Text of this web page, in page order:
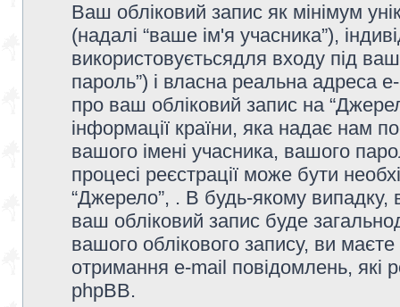
Ваш обліковий запис як мінімум
(надалі “ваше ім'я учасника”),
використовуєтьсядля входу під
пароль”) і власна реальна адреса
про ваш обліковий запис на
інформації країни, яка надає нам
вашого імені учасника, вашого
процесі реєстрації може бути
“Джерело”, . В будь-якому
ваш обліковий запис буде
вашого облікового запису, ви
отримання e-mail повідомлень, які
phpBB.